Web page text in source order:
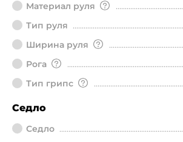
Материал руля
Тип руля
Ширина руля
Рога
Тип грипс
Седло
Седло